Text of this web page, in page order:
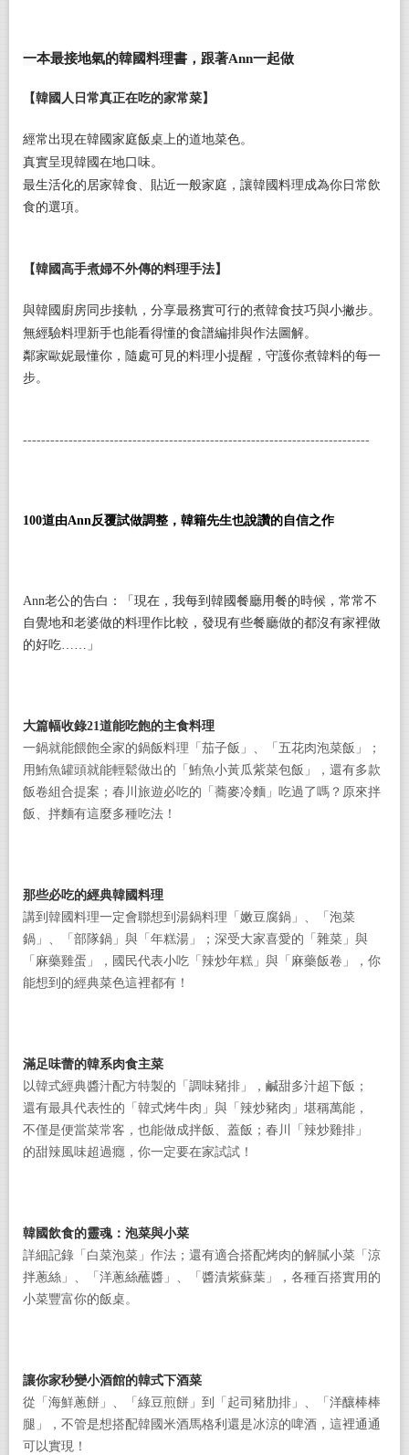
一本最接地氣的韓國料理書，跟著Ann一起做
【韓國人日常真正在吃的家常菜】
經常出現在韓國家庭飯桌上的道地菜色。
真實呈現韓國在地口味。
最生活化的居家韓食、貼近一般家庭，讓韓國料理成為你日常飲
食的選項。
【韓國高手煮婦不外傳的料理手法】
與韓國廚房同步接軌，分享最務實可行的煮韓食技巧與小撇步。
無經驗料理新手也能看得懂的食譜編排與作法圖解。
鄰家歐妮最懂你，隨處可見的料理小提醒，守護你煮韓料的每一
步。
----------------------------------------------------------------------------
100道由Ann反覆試做調整，韓籍先生也說讚的自信之作
Ann老公的告白：「現在，我每到韓國餐廳用餐的時候，常常不
自覺地和老婆做的料理作比較，發現有些餐廳做的都沒有家裡做
的好吃…… 」
大篇幅收錄21道能吃飽的主食料理
一鍋就能餵飽全家的鍋飯料理「茄子飯」、「五花肉泡菜飯」；
用鮪魚罐頭就能輕鬆做出的「鮪魚小黃瓜紫菜包飯」，還有多款
飯卷組合提案；春川旅遊必吃的「蕎麥冷麵」吃過了嗎？原來拌
飯、拌麵有這麼多種吃法！
那些必吃的經典韓國料理
講到韓國料理一定會聯想到湯鍋料理「嫩豆腐鍋」、「泡菜
鍋」、「部隊鍋」與「年糕湯」；深受大家喜愛的「雜菜」與
「麻藥雞蛋」，國民代表小吃「辣炒年糕」與「麻藥飯卷」，你
能想到的經典菜色這裡都有！
滿足味蕾的韓系肉食主菜
以韓式經典醬汁配方特製的「調味豬排」，鹹甜多汁超下飯；
還有最具代表性的「韓式烤牛肉」與「辣炒豬肉」堪稱萬能，
不僅是便當菜常客，也能做成拌飯、蓋飯；春川「辣炒雞排」
的甜辣風味超過癮，你一定要在家試試！
韓國飲食的靈魂：泡菜與小菜
詳細記錄「白菜泡菜」作法；還有適合搭配烤肉的解膩小菜「涼
拌蔥絲」、「洋蔥絲蘸醬」、「醬漬紫蘇葉」，各種百搭實用的
小菜豐富你的飯桌。
讓你家秒變小酒館的韓式下酒菜
從「海鮮蔥餅」、「綠豆煎餅」到「起司豬肋排」、「洋釀棒棒
腿」，不管是想搭配韓國米酒馬格利還是冰涼的啤酒，這裡通通
可以實現！